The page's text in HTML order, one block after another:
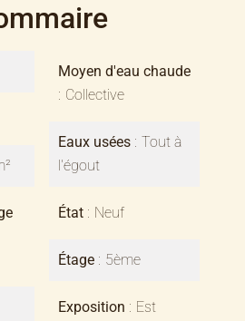
Moyen d'eau chaude
Collective
Eaux usées
Tout à
l'égout
État Neuf
Étage 5ème
Exposition Est